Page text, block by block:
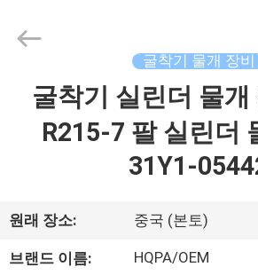
우
Beijing
굴착기 물개 장비
굴착기 실린더 물개
R215-7 팔 실린더
31Y1-
원래 장소: 중국 (본토)
브랜드 이름: HQPA/OEM